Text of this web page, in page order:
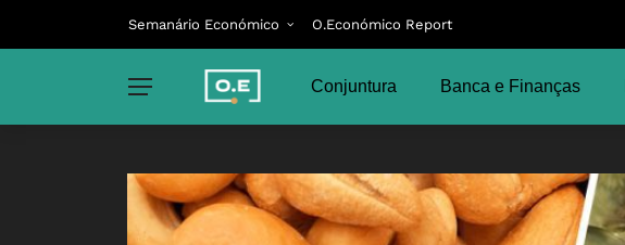
Semanário Económico O.Económico Report
Conjuntura Banca e Finanças